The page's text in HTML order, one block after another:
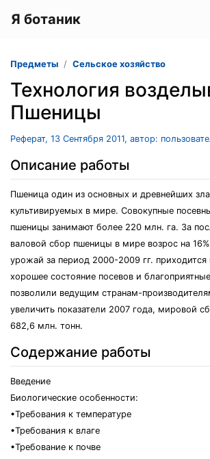
Я ботаник
Предметы Сельское хозяйство
Технология
Пшеницы
Реферат, 13 Сентября 2011, автор:
Описание работы
Пшеница один из основных и древнейших
культивируемых в мире. Совокупные
пшеницы занимают более 220 млн. га. За
валовой сбор пшеницы в мире возрос на
урожай за период 2000-2009 гг. приходится
хорошее состояние посевов и
позволили ведущим странам-
увеличить показатели 2007 года, мировой
682,6 млн. тонн.
Содержание работы
Введение
Биологические особенности:
•Требования к температуре
•Требования к влаге
•Требование к почве